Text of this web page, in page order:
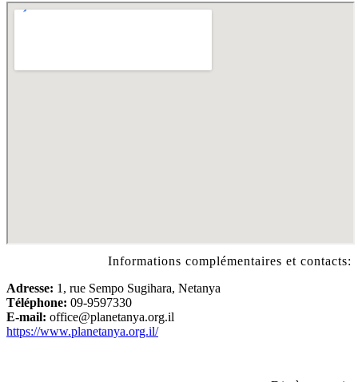
Informations complémentaires et contacts:
Adresse: 1, rue Sempo Sugihara, Netanya
Téléphone: 09-9597330
E-mail: office@planetanya.org.il
https://www.planetanya.org.il/